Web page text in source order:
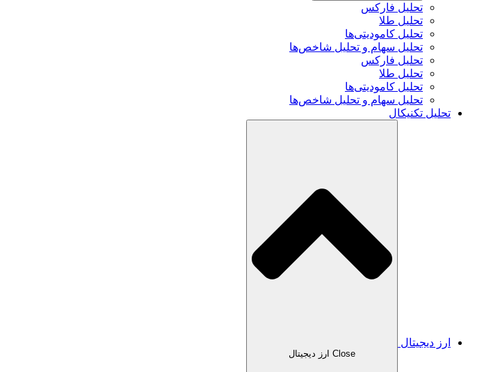
تحلیل فارکس
تحلیل طلا
تحلیل کامودیتی‌ها
تحلیل سهام و تحلیل شاخص‌ها
تحلیل فارکس
تحلیل طلا
تحلیل کامودیتی‌ها
تحلیل سهام و تحلیل شاخص‌ها
تحلیل تکنیکال
ارز دیجیتال
Close ارز دیجیتال